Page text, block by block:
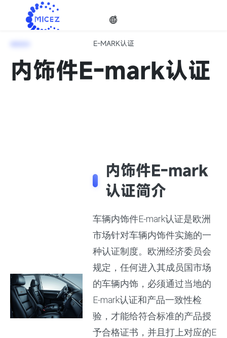
E-MARK认证
欧盟成员国交通部直接授权，确保E-MARK证书公正、权威、有
E-MARK认证
内饰件E-mark认证
内饰件E-mark
认证简介
车辆内饰件E-mark认证是欧洲
市场针对车辆内饰件实施的一
种认证制度。欧洲经济委员会
规定，任何进入其成员国市场
的车辆内饰，必须通过当地的
E-mark认证和产品一致性检
验，才能给符合标准的产品授
予合格证书，并且打上对应的E